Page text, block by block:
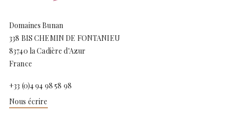
Domaines Bunan
338 BIS CHEMIN DE FONTANIEU
83740 la Cadière d'Azur
France
+33 (0)4 94 98 58 98
Nous écrire